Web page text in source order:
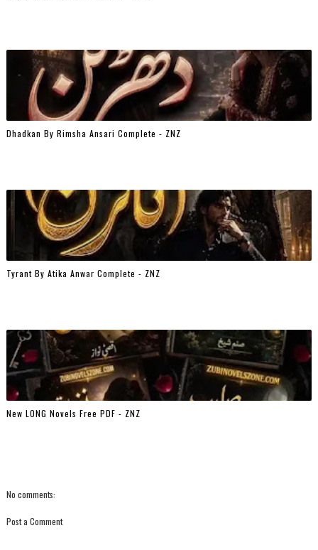
Dhadkan By Rimsha Ansari Complete - ZNZ
Tyrant By Atika Anwar Complete - ZNZ
New LONG Novels Free PDF - ZNZ
No comments:
Post a Comment